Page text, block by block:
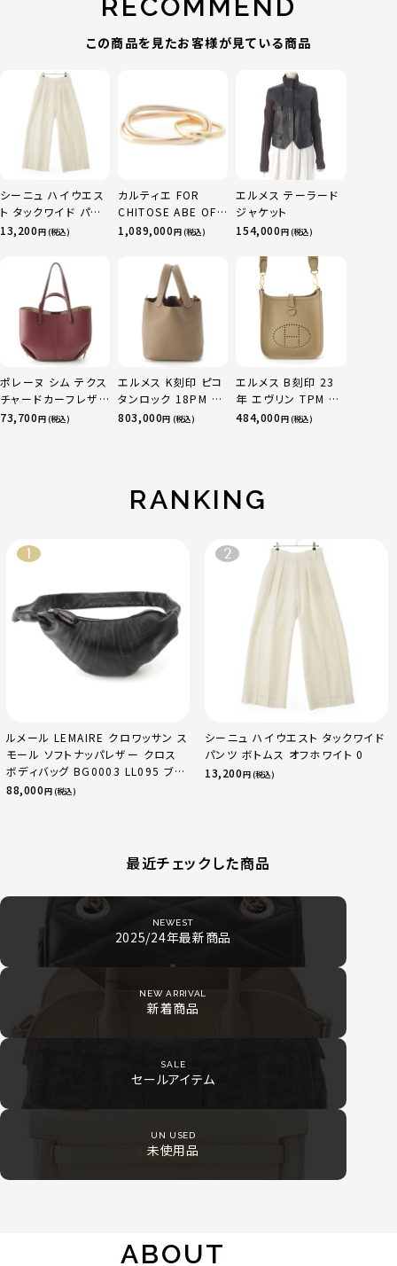
RECOMMEND
この商品を見たお客様が見ている商品
シーニュ ハイウエス
ト タックワイド パン
ツ ボトムス オフホワ
13,200円 (税込)
カルティエ FOR
CHITOSE ABE OF
sacai サカイ 750
ニティ リング 指輪 マ
ルチカラー 50 51
52 24.9g
1,089,000円 (税込)
エルメス テーラード
ジャケット
154,000円 (税込)
ポレーヌ シム テクス
チャードカーフレザ
ー トートバッグ ダー
73,700円 (税込)
エルメス K刻印 ピコ
タンロック 18PM ト
リヨン ハンドバッグ
803,000円 (税込)
エルメス B刻印 23
年 エヴリン TPM 16
アマゾン トリヨンク
484,000円 (税込)
RANKING
ルメール LEMAIRE クロワッサン ス
モール ソフトナッパレザー クロス
ボディバッグ BG0003 LL095 ブラ
ック
88,000円 (税込)
シーニュ ハイウエスト タックワイド
パンツ ボトムス オフホワイト 0
13,200円 (税込)
最近チェックした商品
NEWEST
2025/24年最新商品
NEW ARRIVAL
新着商品
SALE
セールアイテム
UN USED
未使用品
ABOUT